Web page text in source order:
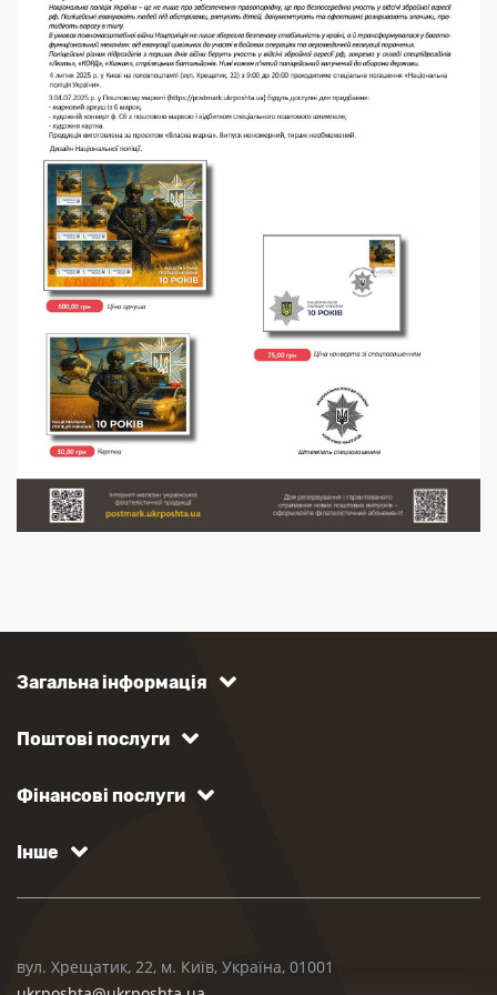
Загальна інформація
Поштові послуги
Фінансові послуги
Інше
вул. Хрещатик, 22, м. Київ, Україна, 01001